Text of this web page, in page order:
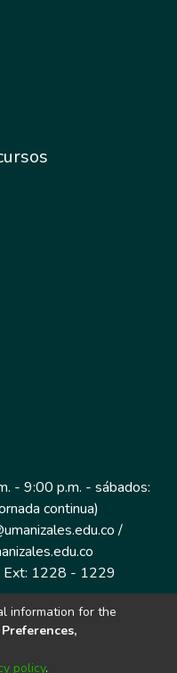
- 9:00 p.m. - sábados:
continua)
/
1228 - 1229
histórico, piso 1
information for the
policy.